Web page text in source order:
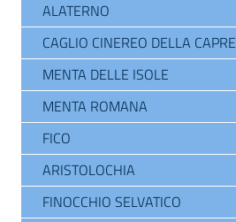
ALATERNO
CAGLIO CINEREO DELLA CAPRE
MENTA DELLE ISOLE
MENTA ROMANA
FICO
ARISTOLOCHIA
FINOCCHIO SELVATICO